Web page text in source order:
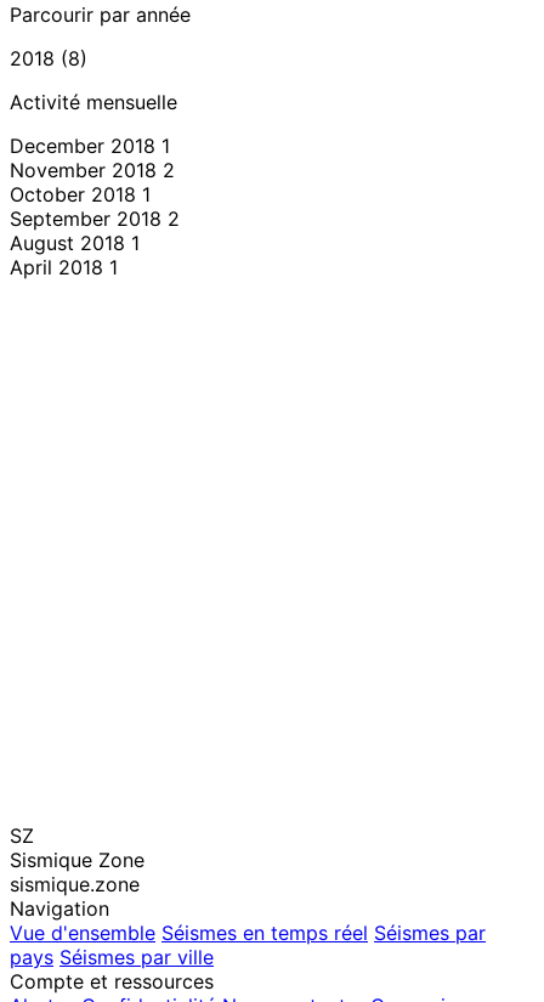
Parcourir par année
2018 (8)
Activité mensuelle
December 2018 1
November 2018 2
October 2018 1
September 2018 2
August 2018 1
April 2018 1
SZ
Sismique Zone
sismique.zone
Navigation
Vue d'ensemble Séismes en temps réel Séismes par
pays Séismes par ville
Compte et ressources